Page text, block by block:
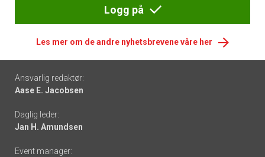
Logg på
Les mer om de andre nyhetsbrevene våre her
Footer
-
links
Ansvarlig redaktør:
Aase E. Jacobsen
Daglig leder:
Jan H. Amundsen
Event manager: